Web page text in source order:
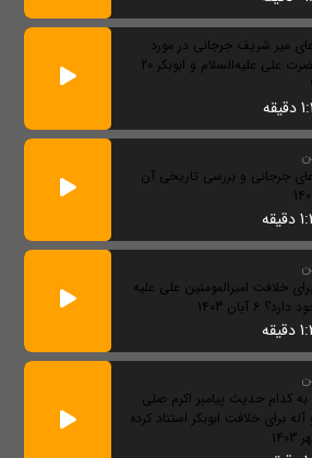
میر شریف جرجانی در مورد
خلافت حضرت علی علیه‌السلام و ابوبکر 20
جرجانی و بررسی تاریخی آن
خلافت امیرالمومنین علی علیه
6 آبان 1403
کدام حدیث پیامبر اکرم صلی
آله برای خلافت ابوبکر استناد کرده